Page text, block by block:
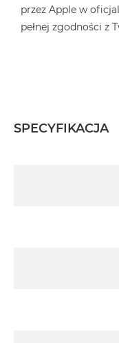
przez Apple w
pełnej zgodności z
SPECYFIKACJA